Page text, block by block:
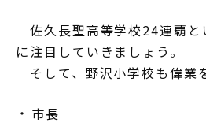
佐久長聖高等学校24連覇と
に注目していきましょう。
そして、野沢小学校も偉業
市長